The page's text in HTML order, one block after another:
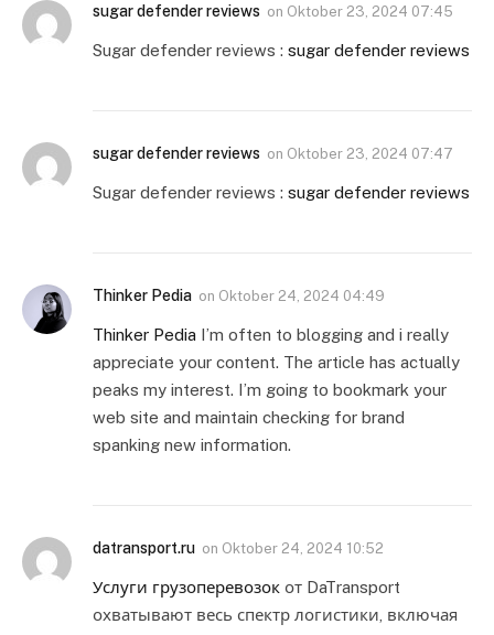
sugar defender reviews on Oktober 23, 2024 07:45
Sugar defender reviews : sugar defender reviews
sugar defender reviews on Oktober 23, 2024 07:47
Sugar defender reviews : sugar defender reviews
Thinker Pedia on Oktober 24, 2024 04:49
Thinker Pedia I’m often to blogging and i really
appreciate your content. The article has actually
peaks my interest. I’m going to bookmark your
web site and maintain checking for brand
spanking new information.
datransport.ru on Oktober 24, 2024 10:52
Услуги грузоперевозок от DaTransport
охватывают весь спектр логистики, включая